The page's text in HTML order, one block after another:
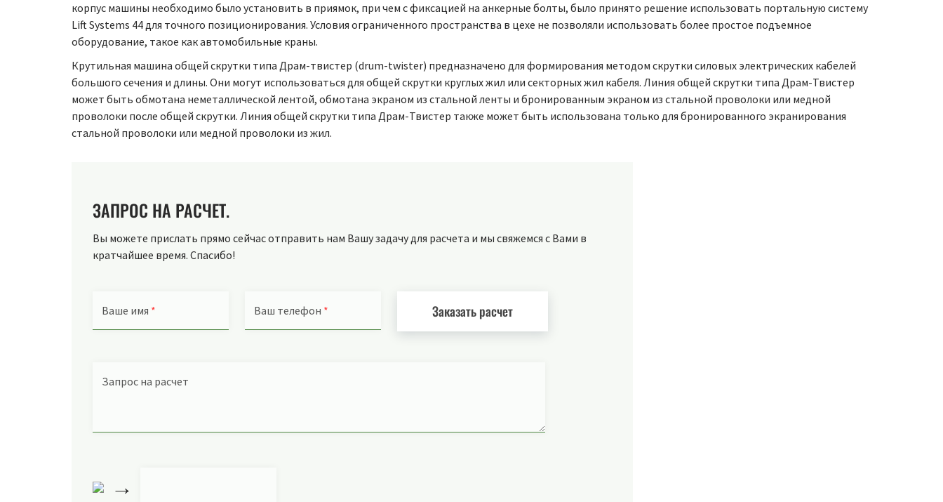
корпус машины необходимо было установить в приямок, при чем с фиксацией на анкерные болты, было принято решение использовать портальную систему
Lift Systems 44 для точного позиционирования. Условия ограниченного пространства в цехе не позволяли использовать более простое подъемное
оборудование, такое как автомобильные краны.
Крутильная машина общей скрутки типа Драм-твистер (drum-twister) предназначено для формирования методом скрутки силовых электрических кабелей
большого сечения и длины. Они могут использоваться для общей скрутки круглых жил или секторных жил кабеля. Линия общей скрутки типа Драм-Твистер
может быть обмотана неметаллической лентой, обмотана экраном из стальной ленты и бронированным экраном из стальной проволоки или медной
проволоки после общей скрутки. Линия общей скрутки типа Драм-Твистер также может быть использована только для бронированного экранирования
стальной проволоки или медной проволоки из жил.
ЗАПРОС НА РАСЧЕТ.
Вы можете прислать прямо сейчас отправить нам Вашу задачу для расчета и мы свяжемся с Вами в
кратчайшее время. Спасибо!
Ваше имя * Ваш телефон * Заказать расчет
Запрос на расчет
→